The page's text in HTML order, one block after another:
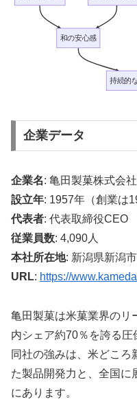
和の安心感
持続的
企業データ
企業名: 亀田製菓株式会社
設立年: 1957年（創業は
代表者: 代表取締役CEO
従業員数: 4,090人
本社所在地: 新潟県新潟
URL: https://
亀田製菓は米菓業界のリ
内シェア約70％を誇る圧
同社の強みは、米どころ
た製品開発力と、全国に
にあります。